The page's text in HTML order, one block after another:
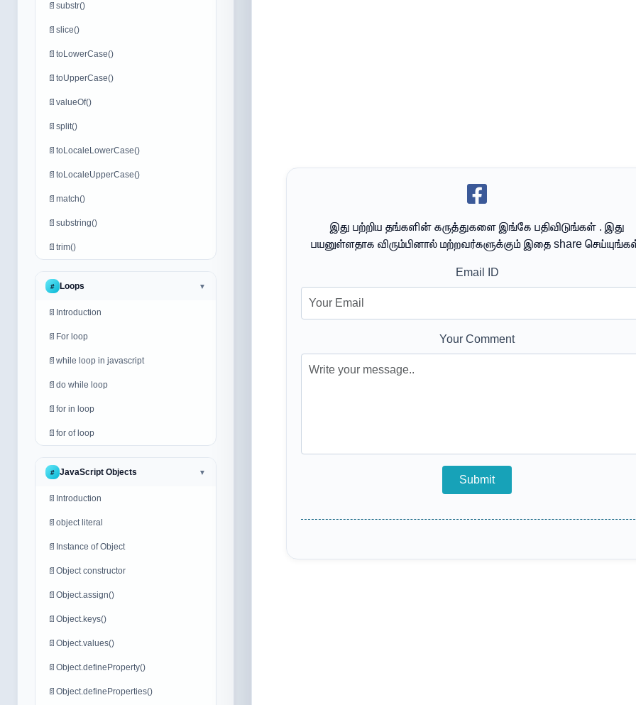
📄 substr()
📄 slice()
📄 toLowerCase()
📄 toUpperCase()
📄 valueOf()
📄 split()
📄 toLocaleLowerCase()
📄 toLocaleUpperCase()
📄 match()
📄 substring()
📄 trim()
# Loops ▼
📄 Introduction
📄 For loop
📄 while loop in javascript
📄 do while loop
📄 for in loop
📄 for of loop
# JavaScript Objects ▼
📄 Introduction
📄 object literal
📄 Instance of Object
📄 Object constructor
📄 Object.assign()
📄 Object.keys()
📄 Object.values()
📄 Object.defineProperty()
📄 Object.defineProperties()
இது பற்றிய தங்களின் கருத்துகளை இங்கே பதிவிடுங்கள் . இது
பயனுள்ளதாக விரும்பினால் மற்றவர்களுக்கும் இதை share
Email ID
Your Comment